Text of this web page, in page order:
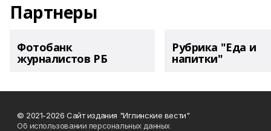
Партнеры
Фотобанк
журналистов РБ
Рубрика "Еда и
напитки"
© 2021-2026 Сайт издания "Иглинские вести"
Об использовании персональных данных